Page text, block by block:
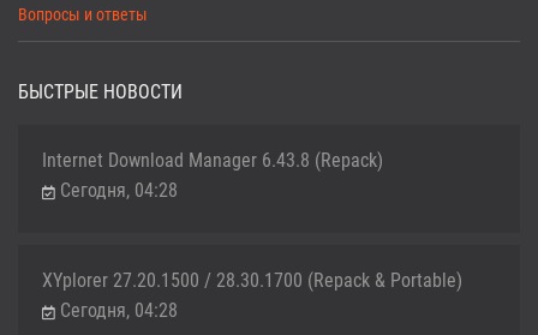
Вопросы и ответы
БЫСТРЫЕ НОВОСТИ
Internet Download Manager 6.43.8 (Repack)
Сегодня, 04:28
XYplorer 27.20.1500 / 28.30.1700 (Repack & Portable)
Сегодня, 04:28